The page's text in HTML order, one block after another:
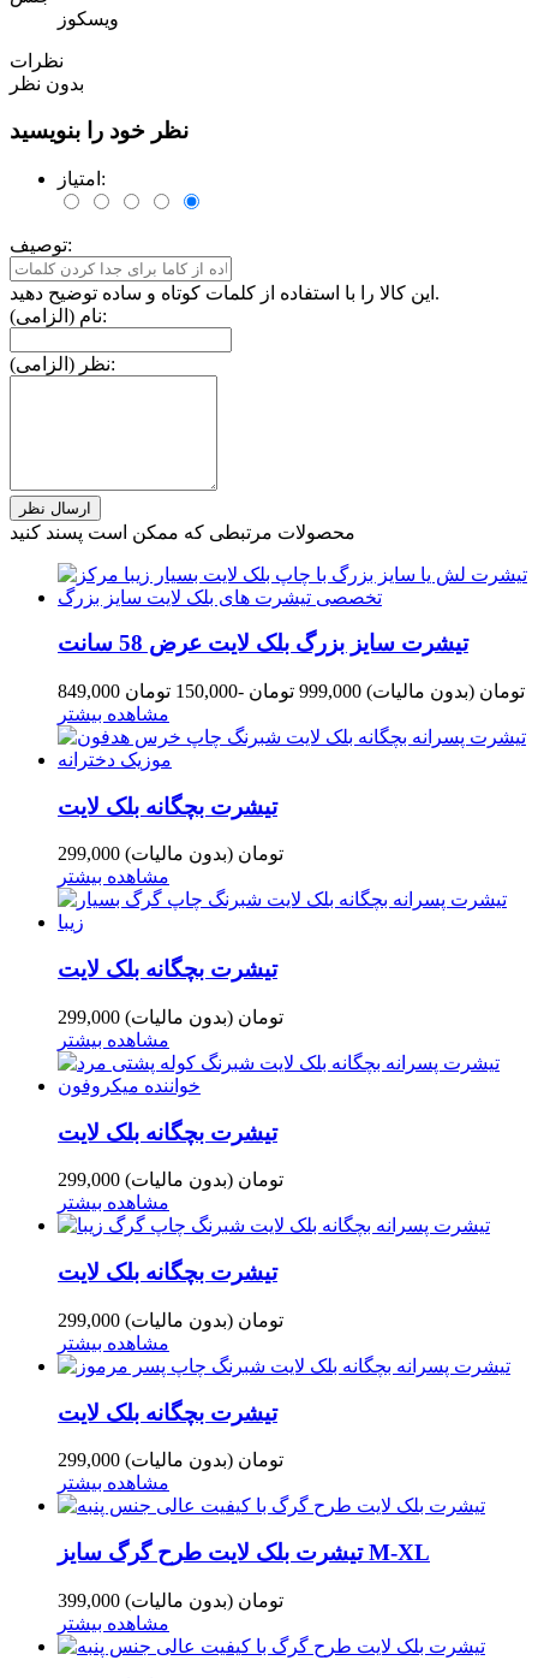
ویسکوز
نظرات
بدون نظر
نظر خود را بنویسید
امتیاز:
توصیف:
این کالا را با استفاده از کلمات کوتاه و ساده توضیح دهید.
نام (الزامی):
نظر (الزامی):
محصولات مرتبطی که ممکن است پسند کنید
تیشرت سایز بزرگ بلک لایت عرض 58 سانت
849,000 تومان (بدون مالیات) 999,000 تومان
-150,000 تومان
مشاهده بیشتر
تیشرت بچگانه بلک لایت
299,000 تومان (بدون مالیات)
مشاهده بیشتر
تیشرت بچگانه بلک لایت
299,000 تومان (بدون مالیات)
مشاهده بیشتر
تیشرت بچگانه بلک لایت
299,000 تومان (بدون مالیات)
مشاهده بیشتر
تیشرت بچگانه بلک لایت
299,000 تومان (بدون مالیات)
مشاهده بیشتر
تیشرت بچگانه بلک لایت
299,000 تومان (بدون مالیات)
مشاهده بیشتر
تیشرت بلک لایت طرح گرگ سایز M-XL
399,000 تومان (بدون مالیات)
مشاهده بیشتر